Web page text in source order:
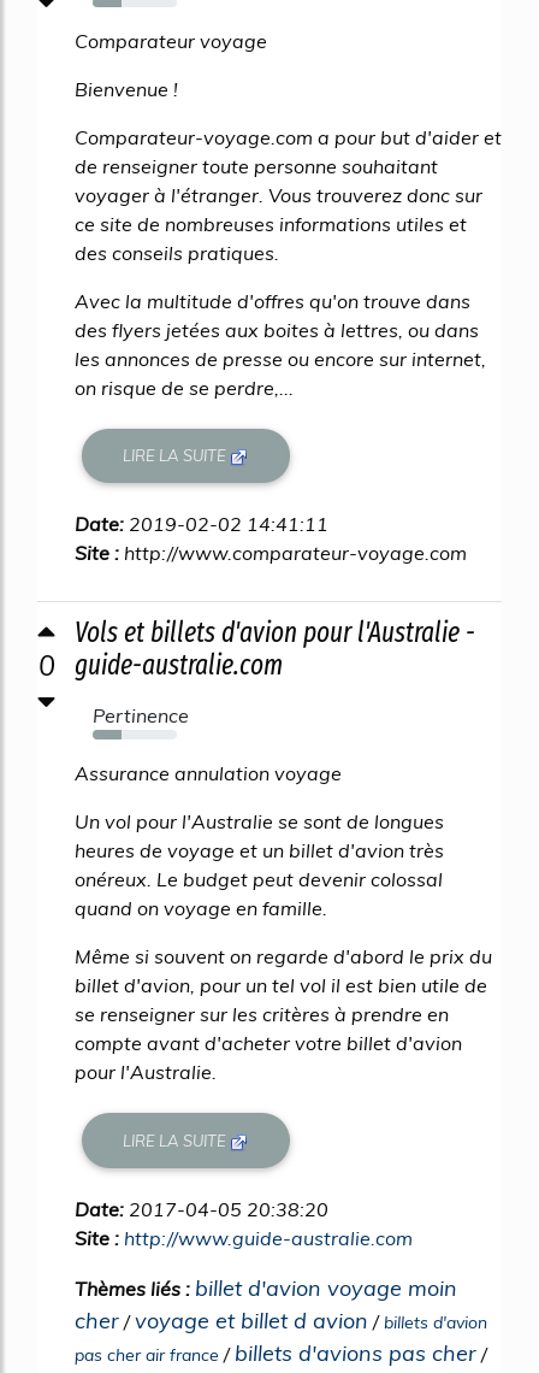
34%
Comparateur voyage
Bienvenue !
Comparateur-voyage.com a pour but d'aider et
de renseigner toute personne souhaitant
voyager à l'étranger. Vous trouverez donc sur
ce site de nombreuses informations utiles et
des conseils pratiques.
Avec la multitude d'offres qu'on trouve dans
des flyers jetées aux boites à lettres, ou dans
les annonces de presse ou encore sur internet,
on risque de se perdre,...
LIRE LA SUITE
Date: 2019-02-02 14:41:11
Site : http://www.comparateur-voyage.com
0
Vols et billets d'avion pour l'Australie -
guide-australie.com
Pertinence
34%
Assurance annulation voyage
Un vol pour l'Australie se sont de longues
heures de voyage et un billet d'avion très
onéreux. Le budget peut devenir colossal
quand on voyage en famille.
Même si souvent on regarde d'abord le prix du
billet d'avion, pour un tel vol il est bien utile de
se renseigner sur les critères à prendre en
compte avant d'acheter votre billet d'avion
pour l'Australie.
LIRE LA SUITE
Date: 2017-04-05 20:38:20
Site : http://www.guide-australie.com
Thèmes liés : billet d'avion voyage moin
cher /voyage et billet d avion /billets d'avion
pas cher air france / billets d'avions pas cher /